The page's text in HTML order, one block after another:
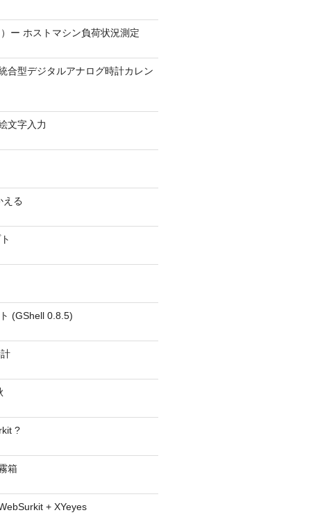
ー ホストマシン負荷状況測定
合型デジタルアナログ時計カレン
文字入力
える
(GShell 0.8.5)
?
箱
+ XYeyes